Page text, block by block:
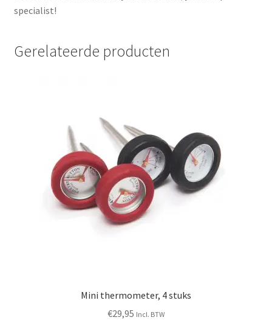
specialist!
Gerelateerde producten
Mini thermometer, 4 stuks
€29,95 Incl. BTW